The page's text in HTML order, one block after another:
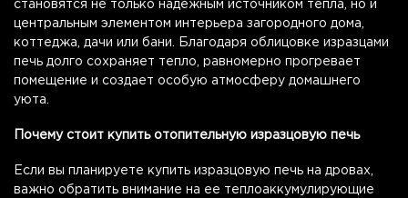
становятся не только надежным источником тепла, но и
центральным элементом интерьера загородного дома,
коттеджа, дачи или бани. Благодаря облицовке изразцами
печь долго сохраняет тепло, равномерно прогревает
помещение и создает особую атмосферу домашнего
уюта.
Почему стоит купить отопительную изразцовую печь
Если вы планируете купить изразцовую печь на дровах,
важно обратить внимание на ее теплоаккумулирующие